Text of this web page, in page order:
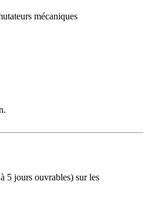
mécaniques
5 jours ouvrables) sur les